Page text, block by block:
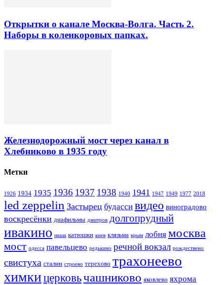
Открытки о канале Москва-Волга. Часть 2.
Наборы в коленкоровых папках.
Железнодорожный мост через канал в
Хлебниково в 1935 году
Метки
1926 1934 1935 1936 1937 1938 1940 1941 1947 1949 1977 2018
led zeppelin Застырец будасси видео виноградово
воскресёнки диафильмы дмитров долгопрудный
ивакино икша катюшки киев клязьма крым лобня москва
мост одесса павельцево редькино речной вокзал рождествено
свистуха сталин строево терехово трахонеево
химкицерковьчашниково яковлево яхрома